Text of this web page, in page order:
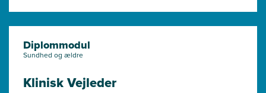
Diplommodul
Sundhed og ældre
Klinisk Vejleder